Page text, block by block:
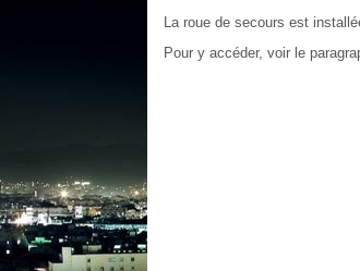
La roue de secours est
Pour y accéder, voir le